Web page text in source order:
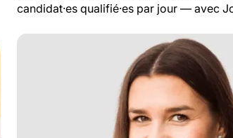
candidat·es qualifié·es par jour — avec